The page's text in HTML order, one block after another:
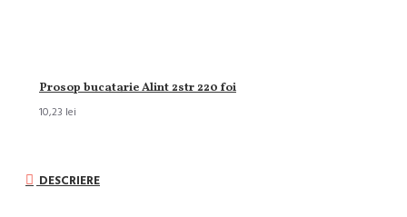
Prosop bucatarie Alint 2str 220 foi
10,23 lei
DESCRIERE